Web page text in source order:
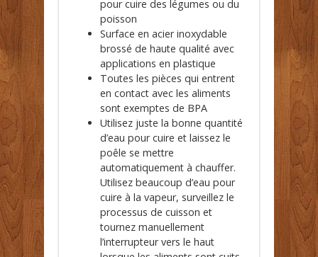
pour cuire des légumes ou du
poisson
Surface en acier inoxydable
brossé de haute qualité avec
applications en plastique
Toutes les pièces qui entrent
en contact avec les aliments
sont exemptes de BPA
Utilisez juste la bonne quantité
d’eau pour cuire et laissez le
poêle se mettre
automatiquement à chauffer.
Utilisez beaucoup d’eau pour
cuire à la vapeur, surveillez le
processus de cuisson et
tournez manuellement
l’interrupteur vers le haut